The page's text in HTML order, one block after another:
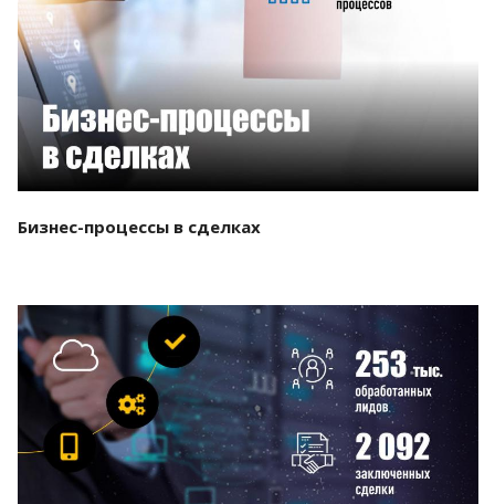
Бизнес-процессы в сделках
Смотреть проект